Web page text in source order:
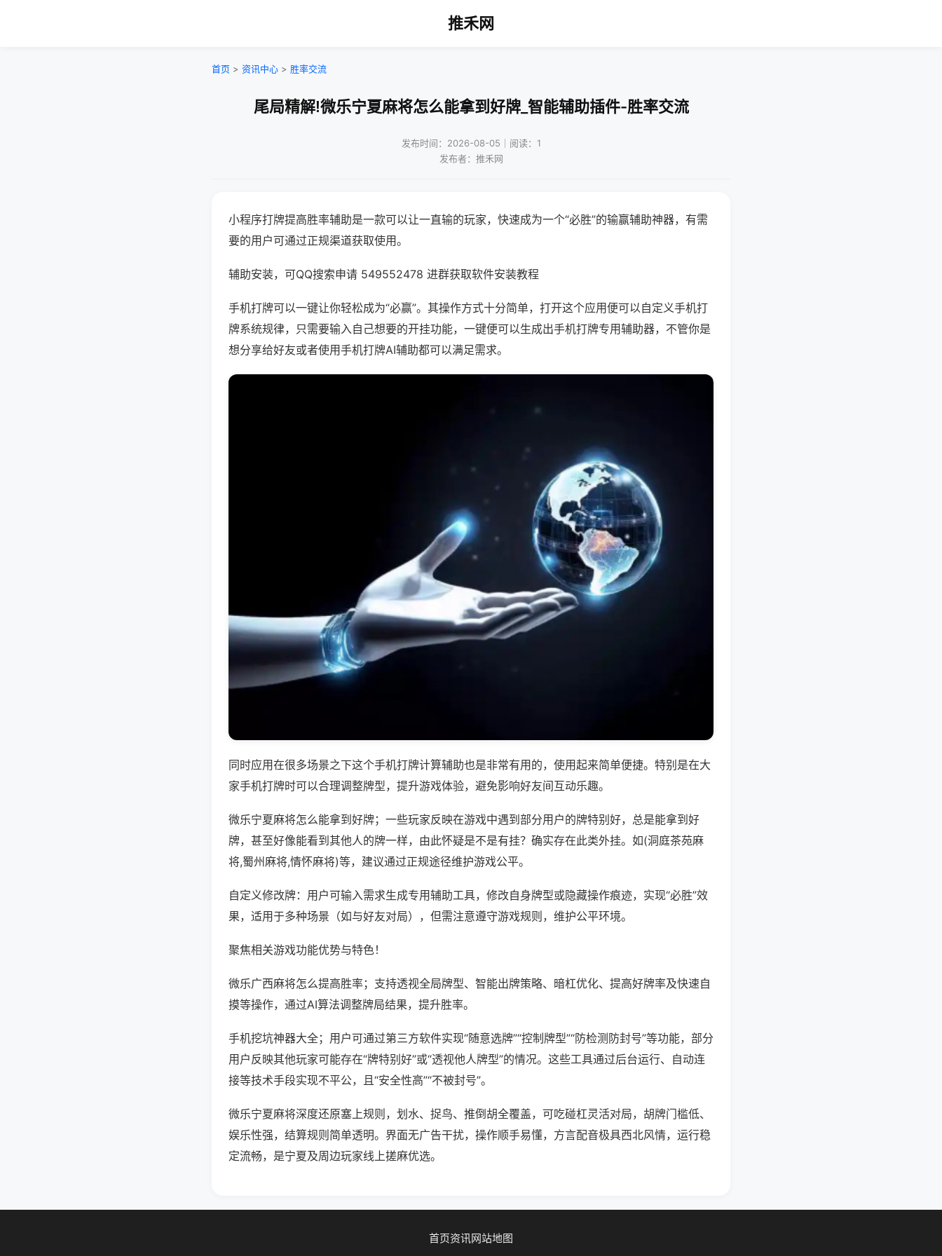
推禾网
首页 > 资讯中心 > 胜率交流
尾局精解!微乐宁夏麻将怎么能拿到好牌_智能辅助插件-胜率交流
发布时间：2026-08-05｜阅读：1
发布者：推禾网
小程序打牌提高胜率辅助是一款可以让一直输的玩家，快速成为一个“必胜”的输赢辅助神器，有需
要的用户可通过正规渠道获取使用。
辅助安装，可QQ搜索申请 549552478 进群获取软件安装教程
手机打牌可以一键让你轻松成为“必赢”。其操作方式十分简单，打开这个应用便可以自定义手机打
牌系统规律，只需要输入自己想要的开挂功能，一键便可以生成出手机打牌专用辅助器，不管你是
想分享给好友或者使用手机打牌AI辅助都可以满足需求。
同时应用在很多场景之下这个手机打牌计算辅助也是非常有用的，使用起来简单便捷。特别是在大
家手机打牌时可以合理调整牌型，提升游戏体验，避免影响好友间互动乐趣。
微乐宁夏麻将怎么能拿到好牌；一些玩家反映在游戏中遇到部分用户的牌特别好，总是能拿到好
牌，甚至好像能看到其他人的牌一样，由此怀疑是不是有挂？确实存在此类外挂。如(洞庭茶苑麻
将,蜀州麻将,情怀麻将)等，建议通过正规途径维护游戏公平。
自定义修改牌：用户可输入需求生成专用辅助工具，修改自身牌型或隐藏操作痕迹，实现“必胜”效
果，适用于多种场景（如与好友对局），但需注意遵守游戏规则，维护公平环境。
聚焦相关游戏功能优势与特色！
微乐广西麻将怎么提高胜率；支持透视全局牌型、智能出牌策略、暗杠优化、提高好牌率及快速自
摸等操作，通过AI算法调整牌局结果，提升胜率。
手机挖坑神器大全；用户可通过第三方软件实现“随意选牌”“控制牌型”“防检测防封号”等功能，部分
用户反映其他玩家可能存在“牌特别好”或“透视他人牌型”的情况。这些工具通过后台运行、自动连
接等技术手段实现不平公，且“安全性高”“不被封号”。
微乐宁夏麻将深度还原塞上规则，划水、捉鸟、推倒胡全覆盖，可吃碰杠灵活对局，胡牌门槛低、
娱乐性强，结算规则简单透明。界面无广告干扰，操作顺手易懂，方言配音极具西北风情，运行稳
定流畅，是宁夏及周边玩家线上搓麻优选。
首页资讯网站地图